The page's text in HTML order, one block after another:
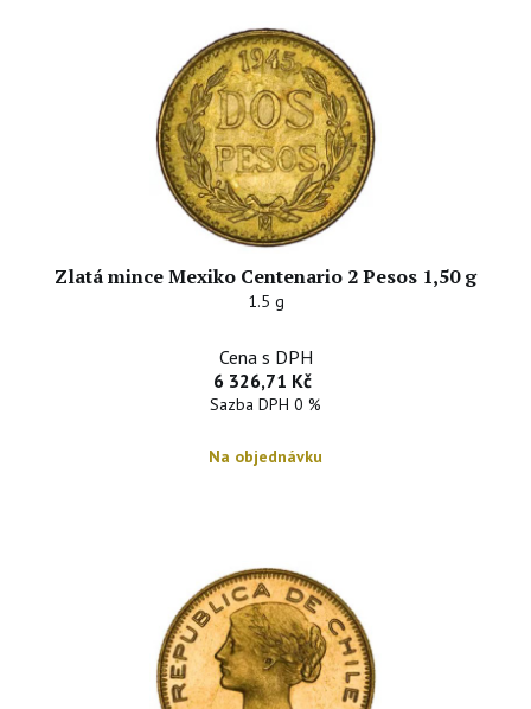
Zlatá mince Mexiko Centenario 2 Pesos 1,50 g
1.5 g
Cena s DPH
6 326,71 Kč
Sazba DPH 0 %
Na objednávku